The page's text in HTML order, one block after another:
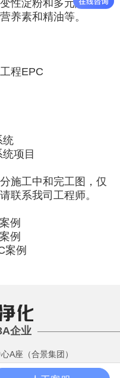
性淀粉和多元醇、天
养素和精油等。
程EPC
项目
施工中和完工图，仅
联系我司工程师。
企业
A座（合景集团）
2001-2022